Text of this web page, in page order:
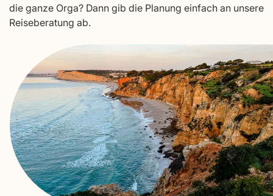
die ganze Orga? Dann gib die Planung einfach an unsere
Reiseberatung ab.